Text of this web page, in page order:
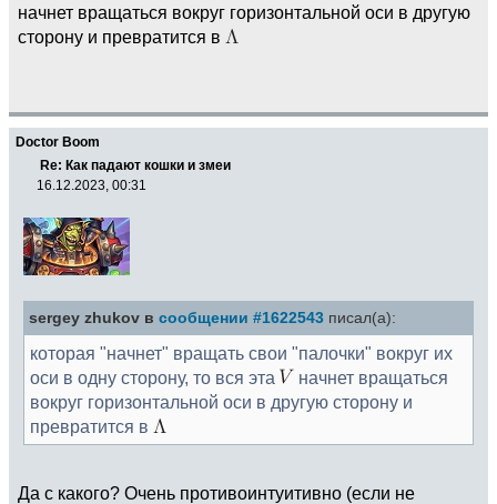
начнет вращаться вокруг горизонтальной оси в другую
сторону и превратится в
Doctor Boom
Re: Как падают кошки и змеи
16.12.2023, 00:31
sergey zhukov в сообщении #1622543 писал(а):
которая "начнет" вращать свои "палочки" вокруг их
оси в одну сторону, то вся эта
начнет вращаться
вокруг горизонтальной оси в другую сторону и
превратится в
Да с какого? Очень противоинтуитивно (если не